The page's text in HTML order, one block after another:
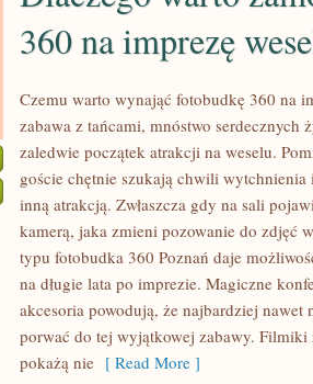
RELAKSACYJNEJ
STRESU
DLACZEGO
FOTOBUDKĘ
IMPREZĘ
360 na imprezę
Czemu warto wynająć fotobudkę 360 na
zabawa z tańcami, mnóstwo serdecznych
zaledwie początek atrakcji na weselu.
goście chętnie szukają chwili
inną atrakcją. Zwłaszcza gdy na sali
kamerą, jaka zmieni pozowanie do zdjęć
typu fotobudka 360 Poznań daje
na długie lata po imprezie. Magiczne
akcesoria powodują, że najbardziej nawet
porwać do tej wyjątkowej zabawy. Filmiki
pokażą nie [ Read More ]